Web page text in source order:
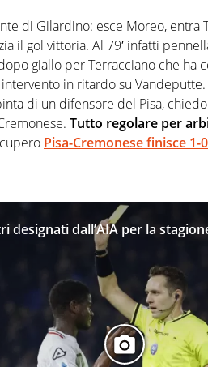
di Gilardino: esce Moreo,
il gol vittoria. Al 79′ infatti
giallo per Terracciano che ha
intervento in ritardo su Vandeputte.
di un difensore del Pisa,
Tutto regolare per
Pisa-Cremonese finisce 1-
designati dall’AIA per la